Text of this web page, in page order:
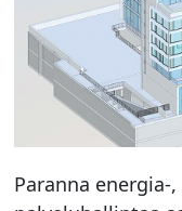
Paranna energia-